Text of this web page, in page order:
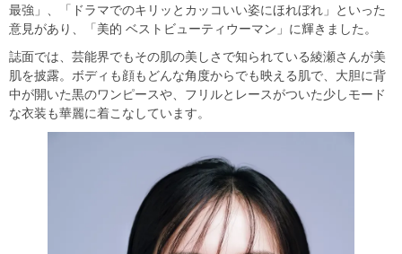
最強」、「ドラマでのキリッとカッコいい姿にほれぼれ」といった
意見があり、「美的 ベストビューティウーマン」に輝きました。
誌面では、芸能界でもその肌の美しさで知られている綾瀬さんが美
肌を披露。ボディも顔もどんな角度からでも映える肌で、大胆に背
中が開いた黒のワンピースや、フリルとレースがついた少しモード
な衣装も華麗に着こなしています。